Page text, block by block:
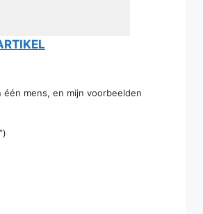
mens, en mijn voorbeelden